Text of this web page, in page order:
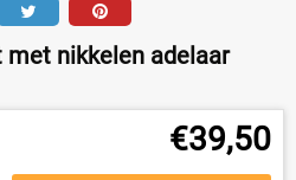
nikkelen adelaar
€39,50